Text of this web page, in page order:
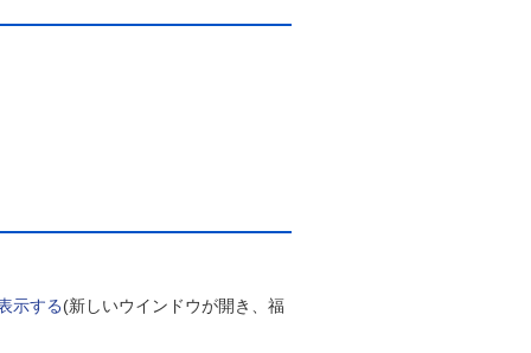
示する(新しいウインドウが開き、福